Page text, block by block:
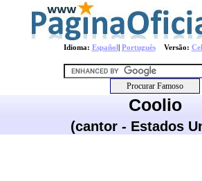
Idioma: Español| PortuguêsVersão:
Coolio
(cantor - Estados